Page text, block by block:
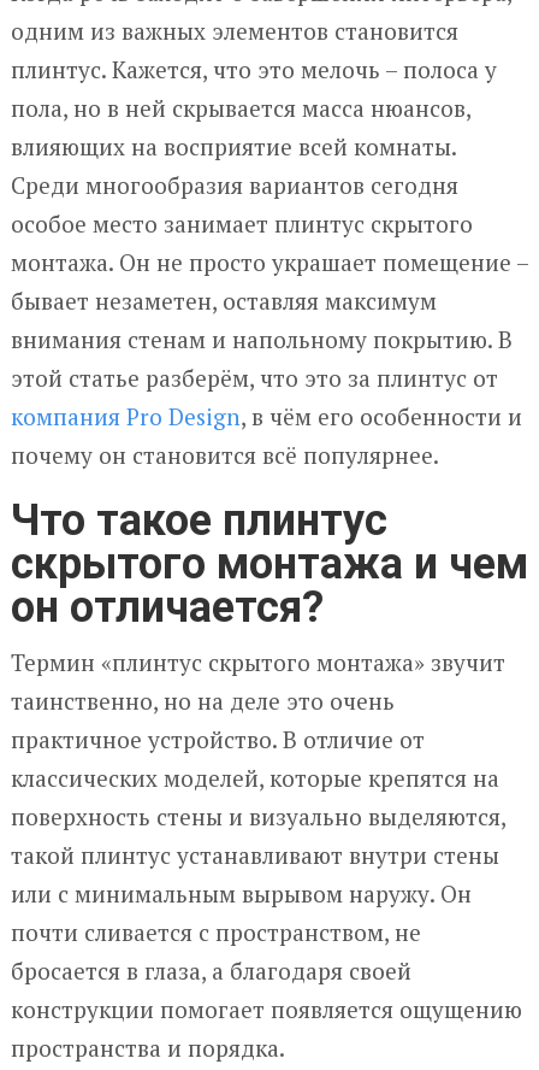
одним из важных элементов становится
плинтус. Кажется, что это мелочь – полоса у
пола, но в ней скрывается масса нюансов,
влияющих на восприятие всей комнаты.
Среди многообразия вариантов сегодня
особое место занимает плинтус скрытого
монтажа. Он не просто украшает помещение –
бывает незаметен, оставляя максимум
внимания стенам и напольному покрытию. В
этой статье разберём, что это за плинтус от
компания Pro Design, в чём его особенности и
почему он становится всё популярнее.
Что такое плинтус
скрытого монтажа и чем
он отличается?
Термин «плинтус скрытого монтажа» звучит
таинственно, но на деле это очень
практичное устройство. В отличие от
классических моделей, которые крепятся на
поверхность стены и визуально выделяются,
такой плинтус устанавливают внутри стены
или с минимальным вырывом наружу. Он
почти сливается с пространством, не
бросается в глаза, а благодаря своей
конструкции помогает появляется ощущению
пространства и порядка.